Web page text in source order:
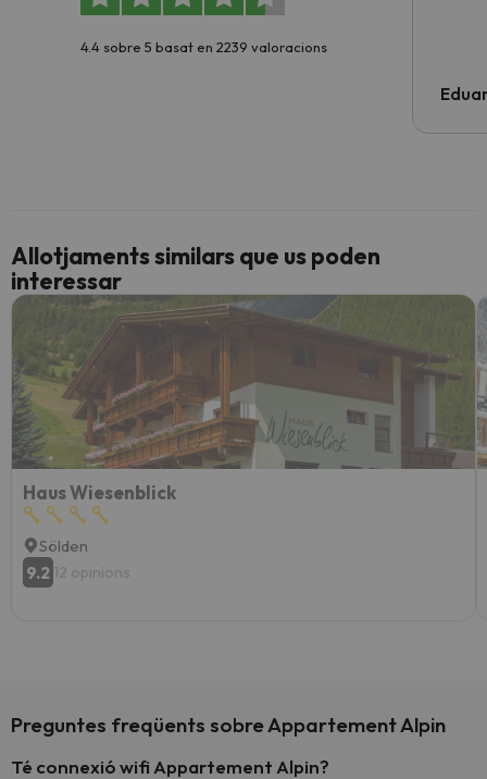
4.4 sobre 5 basat en 2239 valoracions
Allotjaments similars que us poden
interessar
Haus Wiesenblick
Sölden
9.2 12 opinions
Preguntes freqüents sobre Appartement Alpin
Té connexió wifi Appartement Alpin?